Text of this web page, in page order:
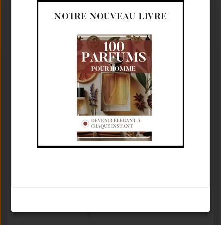
TOM FORD
Eau De Parfum⚥
Ambré Floral
Tenue / Sillage /
De 6 À 12 Heures / Moyen /